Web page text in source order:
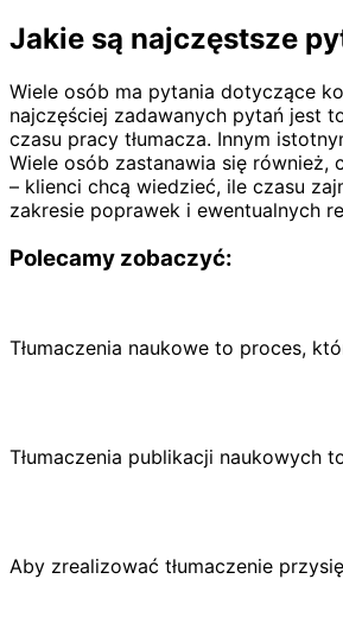
Jakie są najczęstsze
Wiele osób ma pytania dotyczące
najczęściej zadawanych pytań jest
czasu pracy tłumacza. Innym
Wiele osób zastanawia się również,
– klienci chcą wiedzieć, ile czasu
zakresie poprawek i ewentualnych
Polecamy zobaczyć:
Tłumaczenia naukowe to proces,
Tłumaczenia publikacji naukowych
Aby zrealizować tłumaczenie